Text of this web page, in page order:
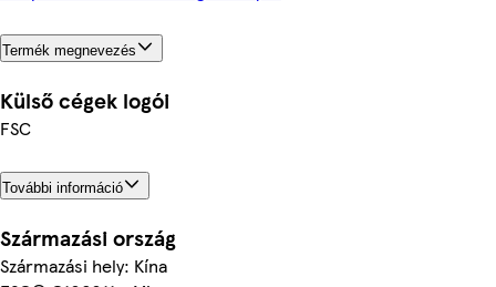
Termék megnevezés
Külső cégek logói
FSC
További információ
Származási ország
Származási hely: Kína